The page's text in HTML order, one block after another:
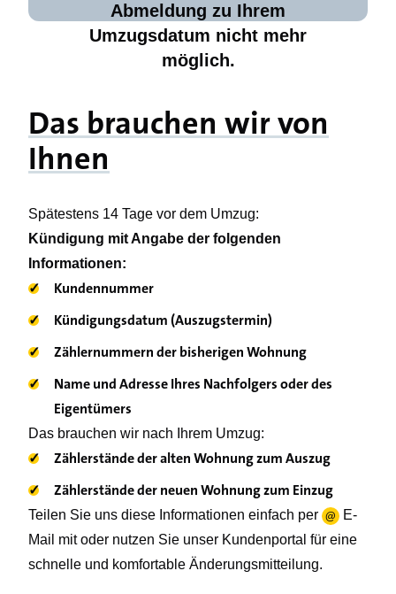
Abmeldung zu Ihrem
Umzugsdatum nicht mehr
möglich.
Das brauchen wir von
Ihnen
Spätestens 14 Tage vor dem Umzug:
Kündigung mit Angabe der folgenden
Informationen:
✓
Kundennummer
✓
Kündigungsdatum (Auszugstermin)
✓
Zählernummern der bisherigen Wohnung
✓
Name und Adresse Ihres Nachfolgers oder des
Eigentümers
Das brauchen wir nach Ihrem Umzug:
✓
Zählerstände der alten Wohnung zum Auszug
✓
Zählerstände der neuen Wohnung zum Einzug
Teilen Sie uns diese Informationen einfach per @
E-
Mail mit oder nutzen Sie unser Kundenportal für eine
schnelle und komfortable Änderungsmitteilung.